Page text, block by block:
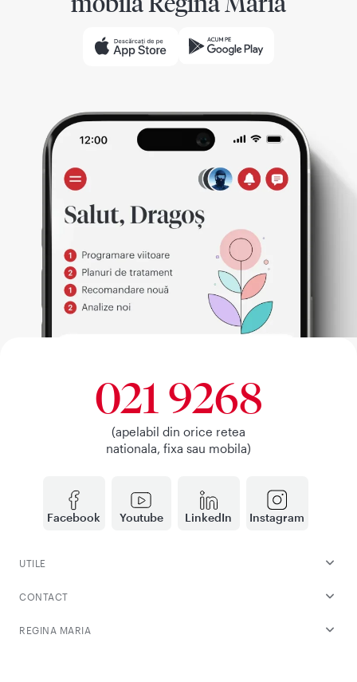
Facebook Youtube LinkedIn Instagram
021 9268
(apelabil din orice retea
nationala, fixa sau mobila)
UTILE
CONTACT
REGINA MARIA